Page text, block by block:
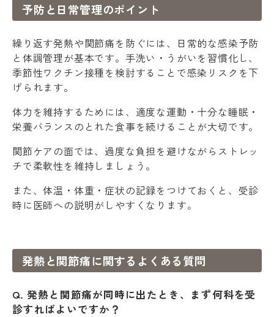
予防と日常管理のポイント
繰り返す発熱や関節痛を防ぐには、日常的な感染予防
と体調管理が基本です。手洗い・うがいを習慣化し、
季節性ワクチン接種を検討することで感染リスクを下
げられます。
体力を維持するためには、適度な運動・十分な睡眠・
栄養バランスのとれた食事を続けることが大切です。
関節ケアの面では、過度な負担を避けながらストレッ
チで柔軟性を維持しましょう。
また、体温・体重・症状の記録をつけておくと、受診
時に医師への説明がしやすくなります。
発熱と関節痛に関するよくある質問
Q. 発熱と関節痛が同時に出たとき、まず何科を受
診すればよいですか？